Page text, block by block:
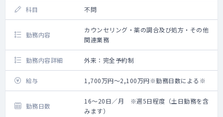
科目 不問
勤務内容
カウンセリング・薬の調合及び処方・その他
関連業務
勤務内容詳細 外来：完全予約制
給与 1,700万円～2,100万円※勤務日数による※
勤務日数
16～20日／月 ※週5日程度（土日勤務を含
みます）